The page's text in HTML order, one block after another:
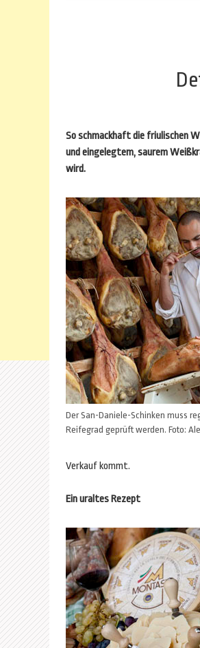
So schmackhaft die friulischen
und eingelegtem, saurem
wird.
Der San-Daniele-Schinken muss
Reifegrad geprüft werden. Foto:
Verkauf kommt.
Ein uraltes Rezept